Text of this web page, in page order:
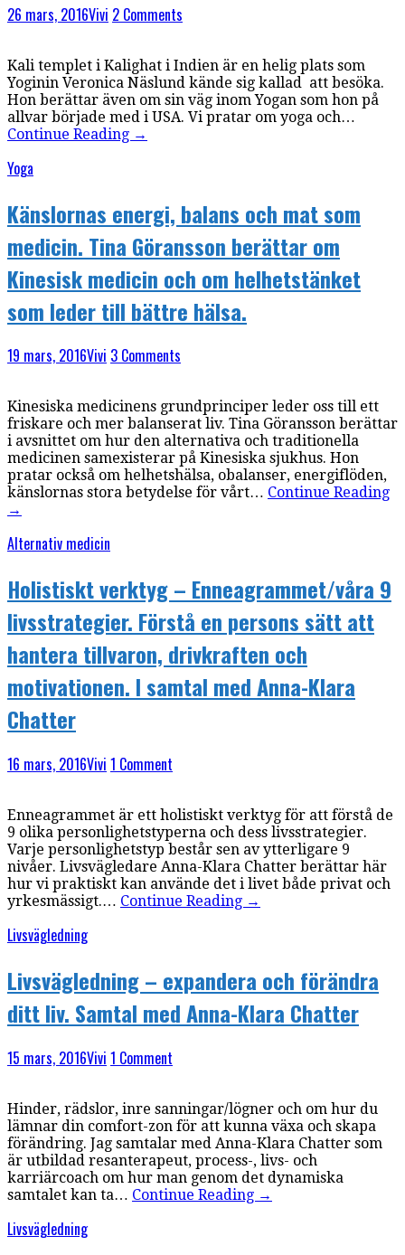
26 mars, 2016Vivi 2 Comments
Kali templet i Kalighat i Indien är en helig plats som
Yoginin Veronica Näslund kände sig kallad att besöka.
Hon berättar även om sin väg inom Yogan som hon på
allvar började med i USA. Vi pratar om yoga och…
Continue Reading →
Yoga
Känslornas energi, balans och mat som
medicin. Tina Göransson berättar om
Kinesisk medicin och om helhetstänket
som leder till bättre hälsa.
19 mars, 2016Vivi 3 Comments
Kinesiska medicinens grundprinciper leder oss till ett
friskare och mer balanserat liv. Tina Göransson berättar
i avsnittet om hur den alternativa och traditionella
medicinen samexisterar på Kinesiska sjukhus. Hon
pratar också om helhetshälsa, obalanser, energiflöden,
känslornas stora betydelse för vårt… Continue Reading
→
Alternativ medicin
Holistiskt verktyg – Enneagrammet/våra 9
livsstrategier. Förstå en persons sätt att
hantera tillvaron, drivkraften och
motivationen. I samtal med Anna-Klara
Chatter
16 mars, 2016Vivi 1 Comment
Enneagrammet är ett holistiskt verktyg för att förstå de
9 olika personlighetstyperna och dess livsstrategier.
Varje personlighetstyp består sen av ytterligare 9
nivåer. Livsvägledare Anna-Klara Chatter berättar här
hur vi praktiskt kan använde det i livet både privat och
yrkesmässigt.… Continue Reading →
Livsvägledning
Livsvägledning – expandera och förändra
ditt liv. Samtal med Anna-Klara Chatter
15 mars, 2016Vivi 1 Comment
Hinder, rädslor, inre sanningar/lögner och om hur du
lämnar din comfort-zon för att kunna växa och skapa
förändring. Jag samtalar med Anna-Klara Chatter som
är utbildad resanterapeut, process-, livs- och
karriärcoach om hur man genom det dynamiska
samtalet kan ta… Continue Reading →
Livsvägledning